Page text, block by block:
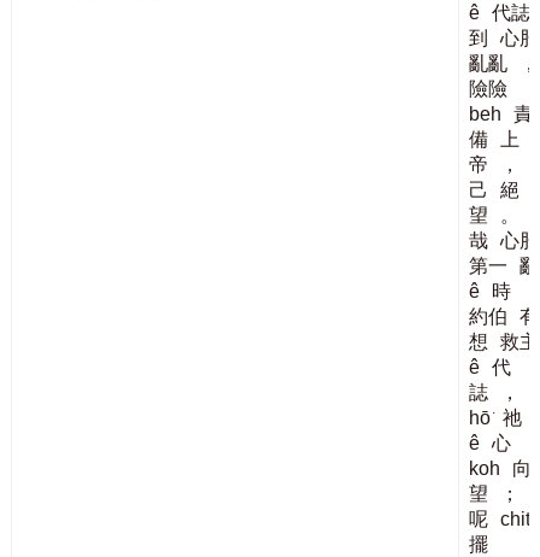
ê 代誌
到
心肝
亂亂
，
險險
beh
責
備
上
帝
，
己
絕
望
。
哉 心肝
第一
亂
ê
時
約伯
有
想
救主
ê 代
誌
，
hō͘ 祂
ê 心
koh
向
望
；
呢 chit
擺